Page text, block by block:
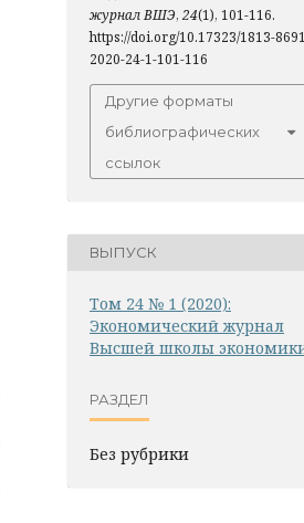
журнал ВШЭ, 24(1), 101-116.
https://doi.org/10.17323/1813-
2020-24-1-101-116
Другие форматы
библиографических
ссылок
ВЫПУСК
Том 24 № 1 (2020):
Экономический журнал
Высшей школы
РАЗДЕЛ
Без рубрики